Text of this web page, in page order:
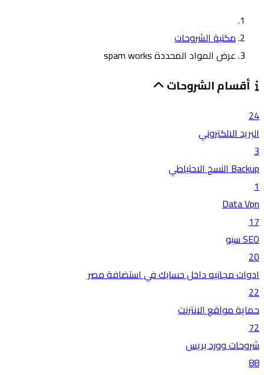
مكتبة الشروحات
عرض المواد المحددة spam works
أقسام الشروحات
24
البريد الالكتروني
3
Backup النسخ الاحتياطي
1
Data Vpn
17
SEO سيو
20
ادوات مجانيه داخل حسابك في استضافة مصر
22
حماية مواقع الانترنت
72
شروحات وورد بريس
88